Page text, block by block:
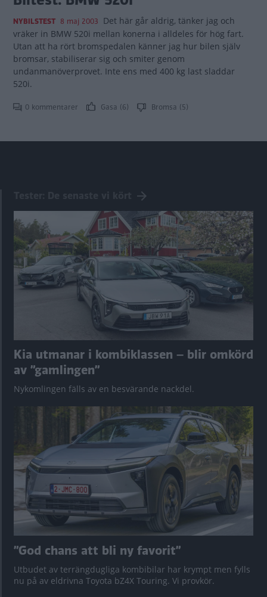
NYBILSTEST 8 maj 2003 Det här går aldrig, tänker jag och
vräker in BMW 520i mellan konerna i alldeles för hög fart.
Utan att ha rört bromspedalen känner jag hur bilen själv
bromsar, stabiliserar sig och smiter genom
undanmanöverprovet. Inte ens med 400 kg last sladdar
520i.
0 kommentarer Gasa (6) Bromsa (5)
Kia utmanar i kombiklassen – blir omkörd
av ”gamlingen”
Nykomlingen fälls av en besvärande nackdel.
”God chans att bli ny favorit”
Utbudet av terrängdugliga kombibilar har krympt men fylls
nu på av eldrivna Toyota bZ4X Touring. Vi provkör.